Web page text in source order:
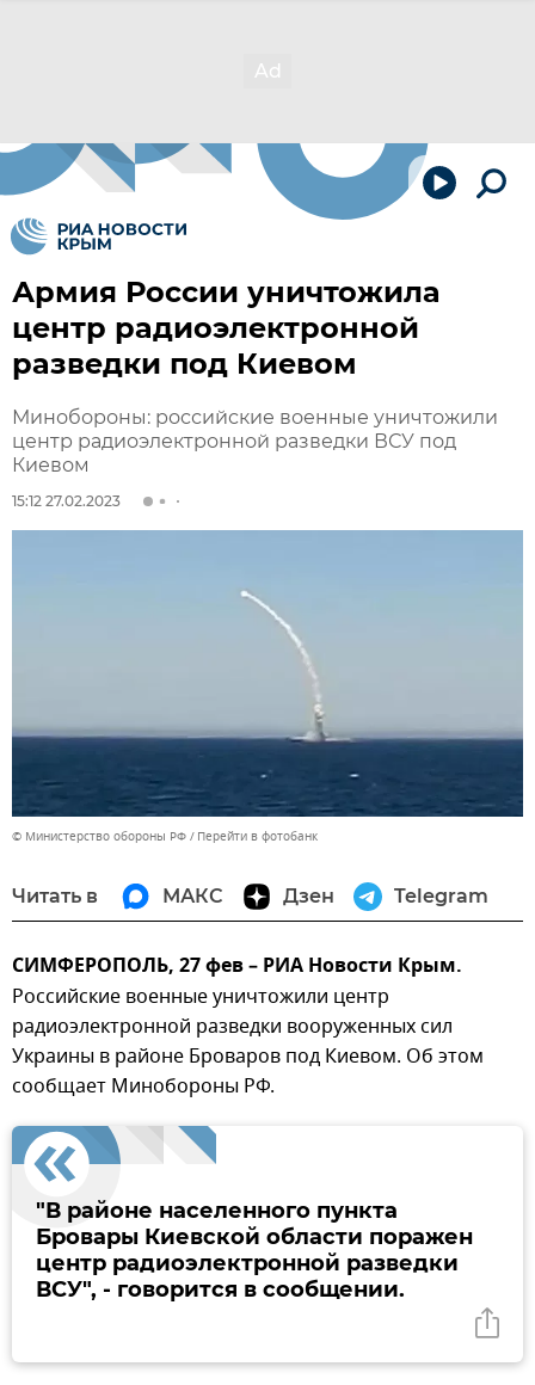
Армия России уничтожила
центр радиоэлектронной
разведки под Киевом
Минобороны: российские военные уничтожили
центр радиоэлектронной разведки ВСУ под
Киевом
15:12 27.02.2023
© Министерство обороны РФ Перейти в фотобанк
Читать в МАКС Дзен Telegram
СИМФЕРОПОЛЬ, 27 фев – РИА Новости Крым.
Российские военные уничтожили центр
радиоэлектронной разведки вооруженных сил
Украины в районе Броваров под Киевом. Об этом
сообщает Минобороны РФ.
"В районе населенного пункта
Бровары Киевской области поражен
центр радиоэлектронной разведки
ВСУ", - говорится в сообщении.